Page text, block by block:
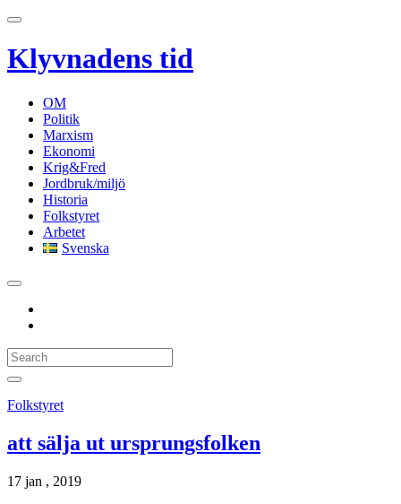
Klyvnadens tid
OM
Politik
Marxism
Ekonomi
Krig&Fred
Jordbruk/miljö
Historia
Folkstyret
Arbetet
Svenska
Folkstyret
att sälja ut ursprungsfolken
17 jan , 2019